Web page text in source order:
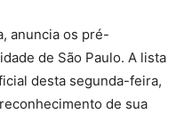
anuncia os pré-
de São Paulo. A lista
desta segunda-feira,
de sua